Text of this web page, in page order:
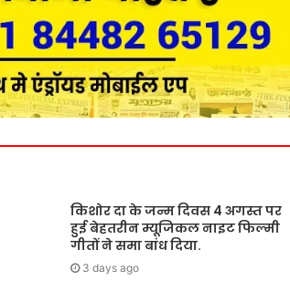
किशोर दा के जन्म दिवस 4 अगस्त पर
हुई बेहतरीन म्यूजिकल नाइट फिल्मी
गीतों ने समा बांध दिया.
3 days ago